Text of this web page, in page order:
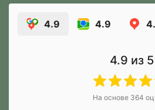
4.9 4.9
4.9 из 5
На основе 364